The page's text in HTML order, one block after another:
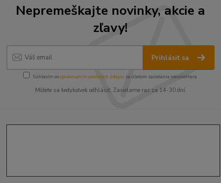
Nepremeškajte novinky, akcie a
zľavy!
Prihlásiť sa
Súhlasím sospracovaním osobných údajov za účelom zasielania newslettera.
Môžete sa kedykoľvek odhlásiť. Zasielame raz za 14-30 dní.